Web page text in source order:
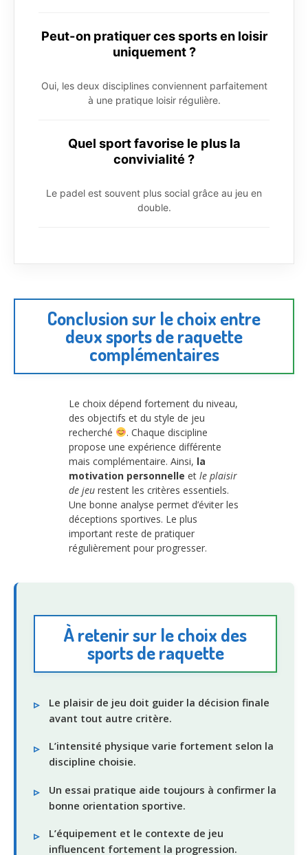
Peut-on pratiquer ces sports en loisir
uniquement ?
Oui, les deux disciplines conviennent parfaitement
à une pratique loisir régulière.
Quel sport favorise le plus la
convivialité ?
Le padel est souvent plus social grâce au jeu en
double.
Conclusion sur le choix entre
deux sports de raquette
complémentaires
Le choix dépend fortement du niveau,
des objectifs et du style de jeu
recherché
. Chaque discipline
propose une expérience différente
mais complémentaire. Ainsi, la
motivation personnelle et le plaisir
de jeu restent les critères essentiels.
Une bonne analyse permet d’éviter les
déceptions sportives. Le plus
important reste de pratiquer
régulièrement pour progresser.
À retenir sur le choix des
sports de raquette
Le plaisir de jeu doit guider la décision finale
avant tout autre critère.
L’intensité physique varie fortement selon la
discipline choisie.
Un essai pratique aide toujours à confirmer la
bonne orientation sportive.
L’équipement et le contexte de jeu
influencent fortement la progression.